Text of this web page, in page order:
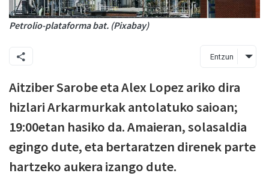
Petrolio-plataforma bat. (Pixabay)
Entzun
Aitziber Sarobe eta Alex Lopez ariko dira
hizlari Arkarmurkak antolatuko saioan;
19:00etan hasiko da. Amaieran, solasaldia
egingo dute, eta bertaratzen direnek parte
hartzeko aukera izango dute.